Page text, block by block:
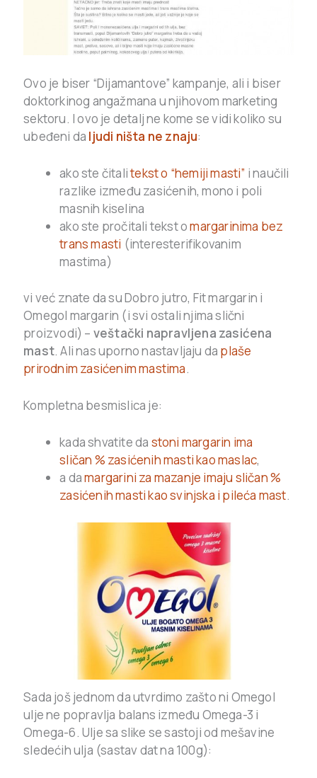
Ovo je biser “Dijamantove” kampanje, ali i biser
doktorkinog angažmana u njihovom marketing
sektoru. I ovo je detalj ne kome se vidi koliko su
ubeđeni da ljudi ništa ne znaju:
ako ste čitalitekst o “hemiji masti” i naučili
razlike između zasićenih, mono i poli
masnih kiselina
ako ste pročitali tekst omargarinima bez
trans masti (interesterifikovanim
mastima)
vi već znate da su Dobro jutro, Fit margarin i
Omegol margarin (i svi ostali njima slični
proizvodi) – veštački napravljena zasićena
mast. Ali nas uporno nastavljaju da plaše
prirodnim zasićenim mastima.
Kompletna besmislica je:
kada shvatite da stoni margarin ima
sličan % zasićenih masti kao maslac,
a damargarini za mazanje imaju sličan %
zasićenih masti kao svinjska i pileća mast.
Sada još jednom da utvrdimo zašto ni Omegol
ulje ne popravlja balans između Omega-3 i
Omega-6. Ulje sa slike se sastoji od mešavine
sledećih ulja (sastav dat na 100g):